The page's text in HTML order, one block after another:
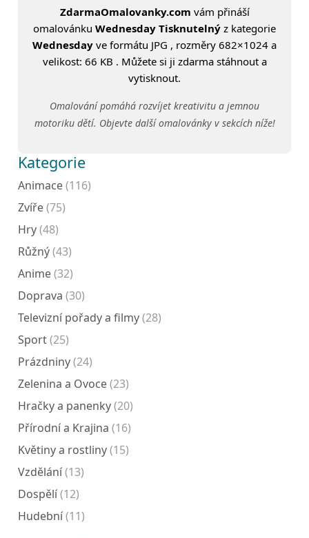
ZdarmaOmalovanky.com vám přináší
omalovánku Wednesday Tisknutelný z kategorie
Wednesday ve formátu JPG , rozměry 682×1024 a
velikost: 66 KB . Můžete si ji zdarma stáhnout a
vytisknout.
Omalování pomáhá rozvíjet kreativitu a jemnou
motoriku dětí. Objevte další omalovánky v sekcích níže!
Kategorie
Animace(116)
Zvíře(75)
Hry(48)
Růžný(43)
Anime(32)
Doprava (30)
Televizní pořady a filmy(28)
Sport(25)
Prázdniny(24)
Zelenina a Ovoce(23)
Hračky a panenky(20)
Přírodní a Krajina (16)
Květiny a rostliny(15)
Vzdělání(13)
Dospělí(12)
Hudební(11)